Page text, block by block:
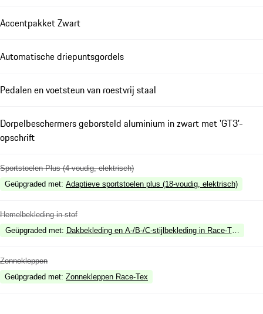
Accentpakket Zwart
Automatische driepuntsgordels
Pedalen en voetsteun van roestvrij staal
Dorpelbeschermers geborsteld aluminium in zwart met 'GT3'-
opschrift
Sportstoelen Plus (4-voudig, elektrisch)
Geüpgraded met: Adaptieve sportstoelen plus (18-voudig, elektrisch)
Hemelbekleding in stof
Geüpgraded met: Dakbekleding en A-/B-/C-stijlbekleding in Race-Tex Zwart
Zonnekleppen
Geüpgraded met: Zonnekleppen Race-Tex